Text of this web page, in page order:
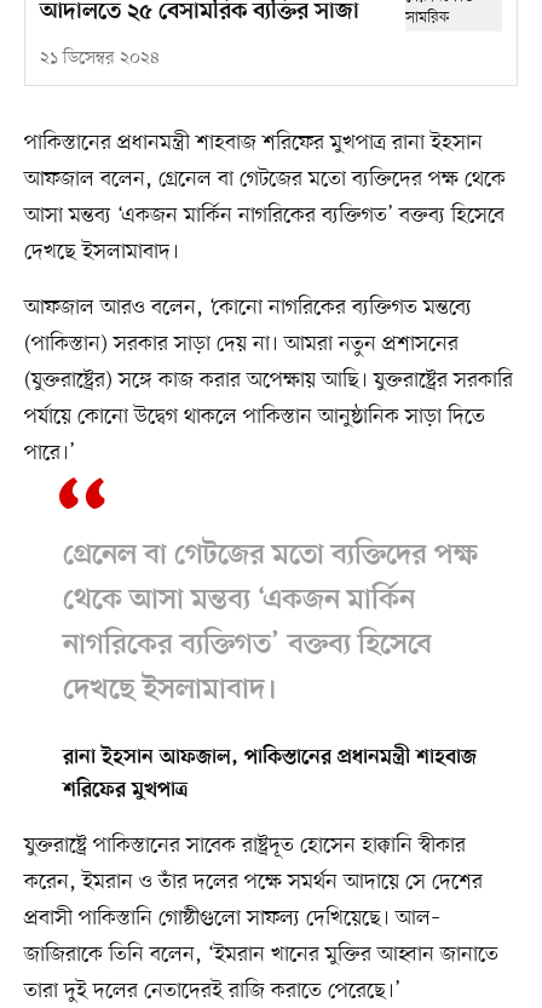
আদালতে ২৫ বেসামরিক ব্যক্তির সাজা
২১ ডিসেম্বর ২০২৪
পাকিস্তানের প্রধানমন্ত্রী শাহবাজ শরিফের মুখপাত্র রানা ইহসান
আফজাল বলেন, গ্রেনেল বা গেটজের মতো ব্যক্তিদের পক্ষ থেকে
আসা মন্তব্য ‘একজন মার্কিন নাগরিকের ব্যক্তিগত’ বক্তব্য হিসেবে
দেখছে ইসলামাবাদ।
আফজাল আরও বলেন, ‘কোনো নাগরিকের ব্যক্তিগত মন্তব্যে
(পাকিস্তান) সরকার সাড়া দেয় না। আমরা নতুন প্রশাসনের
(যুক্তরাষ্ট্রের) সঙ্গে কাজ করার অপেক্ষায় আছি। যুক্তরাষ্ট্রের সরকারি
পর্যায়ে কোনো উদ্বেগ থাকলে পাকিস্তান আনুষ্ঠানিক সাড়া দিতে
পারে।’
গ্রেনেল বা গেটজের মতো ব্যক্তিদের পক্ষ
থেকে আসা মন্তব্য ‘একজন মার্কিন
নাগরিকের ব্যক্তিগত’ বক্তব্য হিসেবে
দেখছে ইসলামাবাদ।
রানা ইহসান আফজাল, পাকিস্তানের প্রধানমন্ত্রী শাহবাজ
শরিফের মুখপাত্র
যুক্তরাষ্ট্রে পাকিস্তানের সাবেক রাষ্ট্রদূত হোসেন হাক্কানি স্বীকার
করেন, ইমরান ও তাঁর দলের পক্ষে সমর্থন আদায়ে সে দেশের
প্রবাসী পাকিস্তানি গোষ্ঠীগুলো সাফল্য দেখিয়েছে। আল–
জাজিরাকে তিনি বলেন, ‘ইমরান খানের মুক্তির আহ্বান জানাতে
তারা দুই দলের নেতাদেরই রাজি করাতে পেরেছে।’